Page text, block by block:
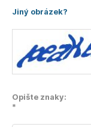
Jiný obrázek?
Opište znaky:
*